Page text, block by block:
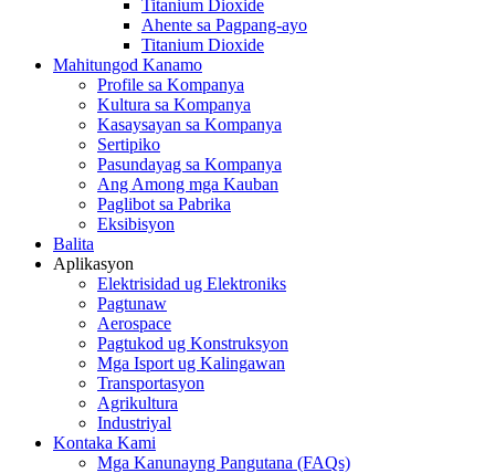
Titanium Dioxide
Ahente sa Pagpang-ayo
Titanium Dioxide
Mahitungod Kanamo
Profile sa Kompanya
Kultura sa Kompanya
Kasaysayan sa Kompanya
Sertipiko
Pasundayag sa Kompanya
Ang Among mga Kauban
Paglibot sa Pabrika
Eksibisyon
Balita
Aplikasyon
Elektrisidad ug Elektroniks
Pagtunaw
Aerospace
Pagtukod ug Konstruksyon
Mga Isport ug Kalingawan
Transportasyon
Agrikultura
Industriyal
Kontaka Kami
Mga Kanunayng Pangutana (FAQs)